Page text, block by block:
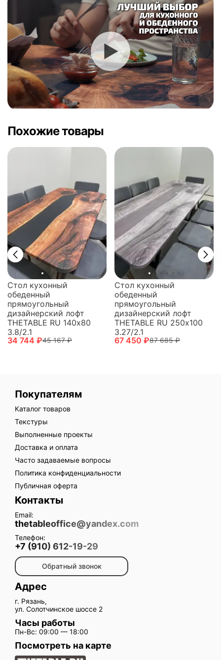
Похожие товары
Стол кухонный
обеденный
прямоугольный
дизайнерский лофт
THETABLE RU 140х80
3.8/2.1
34 744 ₽45 167 ₽
Стол кухонный
обеденный
прямоугольный
дизайнерский лофт
THETABLE RU 250х100
3.27/2.1
67 450 ₽87 685 ₽
Покупателям
Каталог товаров
Текстуры
Выполненные проекты
Доставка и оплата
Часто задаваемые вопросы
Политика конфиденциальности
Публичная оферта
Контакты
Email:
thetableoffice@yandex.com
Телефон:
+7 (910) 612-19-29
Обратный звонок
Адрес
г. Рязань,
ул. Солотчинское шоссе 2
Часы работы
Пн-Вс: 09:00 — 18:00
Посмотреть на карте